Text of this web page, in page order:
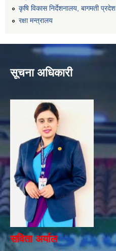
कृषि विकास निर्देशनालय, बागमती प्रदेश
रक्षा मन्त्रालय
सूचना अधिकारी
सविता अर्याल